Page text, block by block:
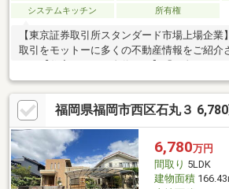
システムキッチン
所有権
【東京証券取引所スタンダード市場上場企業
取引をモットーに多くの不動産情報をご紹介
「勤続年数が短い」「リフォーム費用は住宅
る？」「どこの銀行で借りるとお得？」「他
他社で通らなかった方もお気軽にご相談下さ
ダムでお家探し】・物件のメリットだけでな
説明いたします。・同じスタッフが物件探し
ーを担当者させていただくワンストップサー
間や負担をなくし、新生活の準備をお手伝い
福岡県福岡市西区石丸３
6,780万円
間取り 5LDK
建物面積